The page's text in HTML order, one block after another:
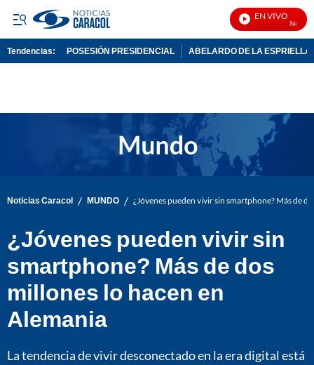
EN VIVO
Tendencias: POSESIÓN PRESIDENCIAL ABELARDO DE LA ESPRIELLA
Noticias Caracol / MUNDO / ¿Jóvenes pueden vivir sin smartphone? Más de
¿Jóvenes pueden vivir sin
smartphone? Más de dos
millones lo hacen en
Alemania
La tendencia de vivir desconectado en la era digital está